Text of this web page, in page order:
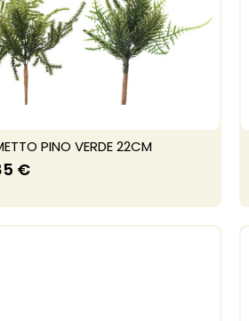
PINO VERDE 22CM
€